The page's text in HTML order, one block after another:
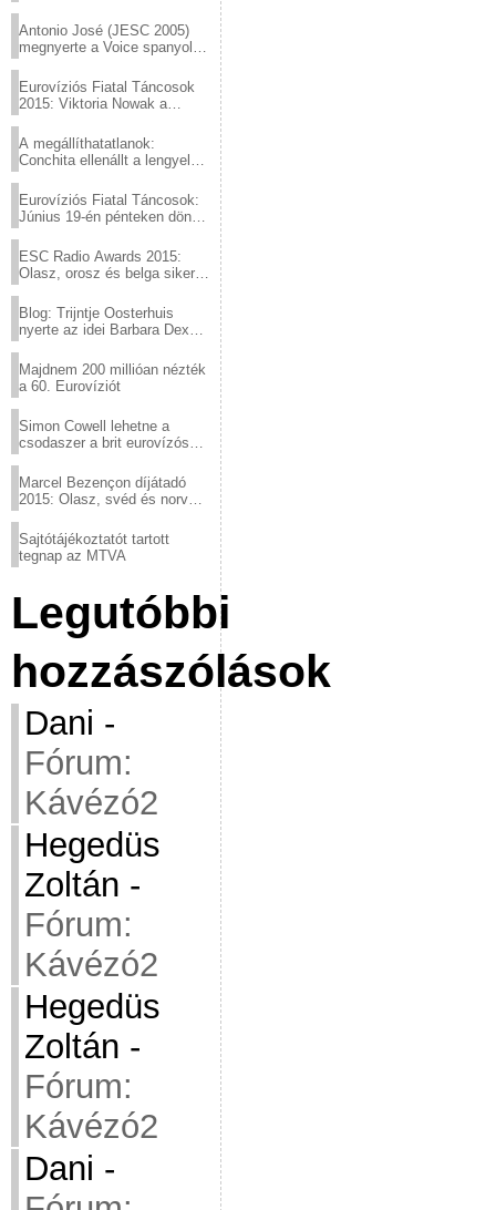
Antonio José (JESC 2005)
megnyerte a Voice spanyol
Eurovíziós Fiatal Táncosok
2015: Viktoria Nowak a
A megállíthatatlanok:
Conchita ellenállt a lengyel
Eurovíziós Fiatal Táncosok:
Június 19-én pénteken döntő
ESC Radio Awards 2015:
Olasz, orosz és belga siker,
Blog: Trijntje Oosterhuis
nyerte az idei Barbara Dex
Majdnem 200 millióan nézték
a 60. Eurovíziót
Simon Cowell lehetne a
csodaszer a brit eurovízós
Marcel Bezençon díjátadó
2015: Olasz, svéd és norvég
Sajtótájékoztatót tartott
tegnap az MTVA
Legutóbbi
hozzászólások
Dani -
Fórum:
Kávézó2
Hegedüs
Zoltán -
Fórum:
Kávézó2
Hegedüs
Zoltán -
Fórum:
Kávézó2
Dani -